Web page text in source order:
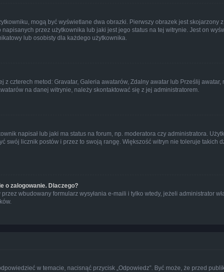
mogą być wyświetlane dwa obrazki. Pierwszy obrazek jest skojarzony
przez użytkownika lub jaki jest jego status na tej witrynie. Jest on
lub osobisty dla każdego użytkownika.
z czterech metod: Gravatar, Galeria awatarów, Zdalny awatar lub Prześlij
na danej witrynie, należy skontaktować się z jej administratorem.
napisał lub jaki ma status na forum, np. moderatora czy administratora.
swój licznik postów i przez to swoją rangę. Większość witryn nie toleruje takich
o zalogowanie. Dlaczego?
wbudowany formularz wysyłania e-maili i tylko wtedy, jeżeli administrator
w temacie, nacisnąć przycisk „Odpowiedz”. Być może, że przed